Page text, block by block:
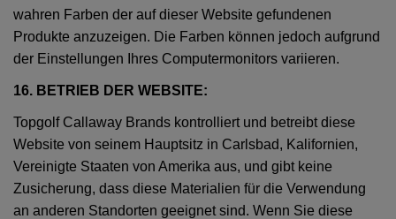
wahren Farben der auf dieser Website gefundenen
Produkte anzuzeigen. Die Farben können jedoch aufgrund
der Einstellungen Ihres Computermonitors variieren.
16. BETRIEB DER WEBSITE:
Topgolf Callaway Brands kontrolliert und betreibt diese
Website von seinem Hauptsitz in Carlsbad, Kalifornien,
Vereinigte Staaten von Amerika aus, und gibt keine
Zusicherung, dass diese Materialien für die Verwendung
an anderen Standorten geeignet sind. Wenn Sie diese